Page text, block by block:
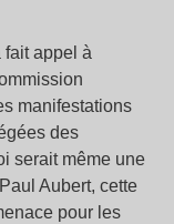
fait appel à
manifestations
des
serait même une
Aubert, cette
pour les